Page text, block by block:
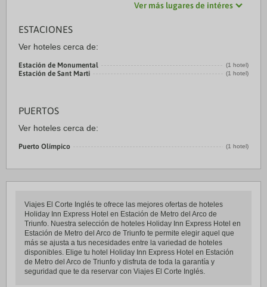
Ver más lugares de intéres
ESTACIONES
Ver hoteles cerca de:
Estación de Monumental (1 hotel)
Estación de Sant Marti (1 hotel)
PUERTOS
Ver hoteles cerca de:
Puerto Olímpico (1 hotel)
Viajes El Corte Inglés te ofrece las mejores ofertas de hoteles
Holiday Inn Express Hotel en Estación de Metro del Arco de
Triunfo. Nuestra selección de hoteles Holiday Inn Express Hotel en
Estación de Metro del Arco de Triunfo te permite elegir aquel que
más se ajusta a tus necesidades entre la variedad de hoteles
disponibles. Elige tu hotel Holiday Inn Express Hotel en Estación
de Metro del Arco de Triunfo y disfruta de toda la garantía y
seguridad que te da reservar con Viajes El Corte Inglés.